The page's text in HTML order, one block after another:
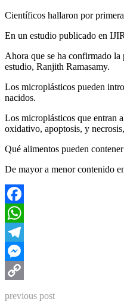
Científicos hallaron por
En un estudio publicado en
Ahora que se ha confirmado la
estudio, Ranjith Ramasamy.
Los microplásticos pueden
nacidos.
Los microplásticos que entran
oxidativo, apoptosis, y
Qué alimentos pueden
De mayor a menor contenido
Facebook
WhatsApp
Telegram
Messenger
previous post